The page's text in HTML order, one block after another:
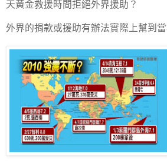
天黃金救援時間拒絕外界援助？
外界的捐款或援助有辦法實際上幫到